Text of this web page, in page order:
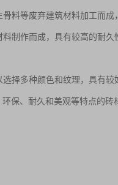
料等废弃建筑材料加工而成
制作而成，具有较高的耐
择多种颜色和纹理，具有较
保、耐久和美观等特点的砖